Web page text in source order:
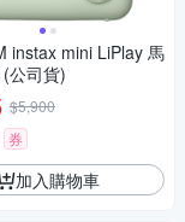
instax mini LiPlay 馬
公司貨)
$5,900
券
加入購物車